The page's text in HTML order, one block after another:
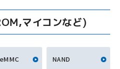
マイコンなど)
NAND